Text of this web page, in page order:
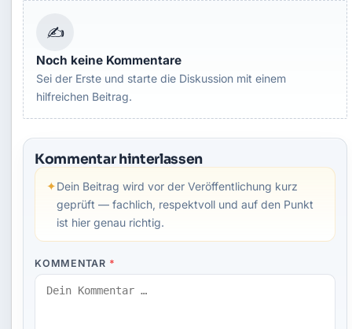
✍
Noch keine Kommentare
Sei der Erste und starte die Diskussion mit einem
hilfreichen Beitrag.
Kommentar hinterlassen
✦Dein Beitrag wird vor der Veröffentlichung kurz
geprüft — fachlich, respektvoll und auf den Punkt
ist hier genau richtig.
KOMMENTAR *